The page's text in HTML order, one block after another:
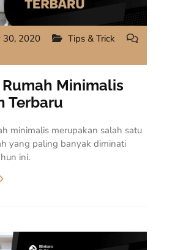
30, 2020
Tips & Trick
Minimalis
Terbaru
minimalis merupakan salah satu
yang paling banyak diminati
ini.